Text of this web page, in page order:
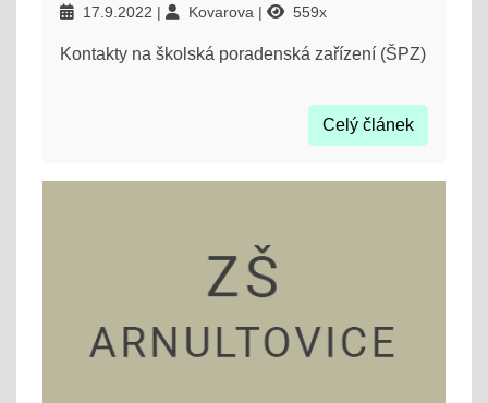
17.9.2022 Kovarova 559x
Kontakty na školská poradenská zařízení (ŠPZ)
Celý článek